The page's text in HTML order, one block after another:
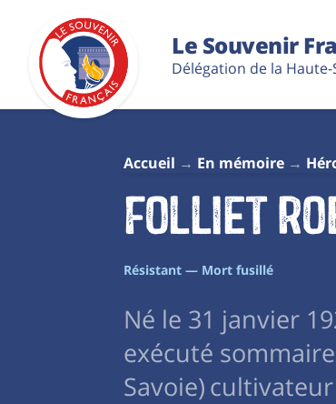
Le Souvenir
Délégation de la Haute-
Accueil En mémoire
Folliet
Résistant — Mort fusillé
Né le 31 janvier
exécuté
Savoie)